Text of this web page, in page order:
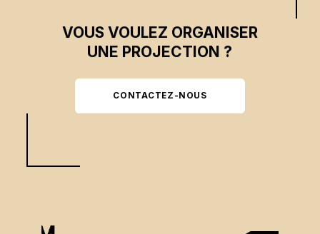
VOUS VOULEZ ORGANISER
UNE PROJECTION ?
CONTACTEZ-NOUS